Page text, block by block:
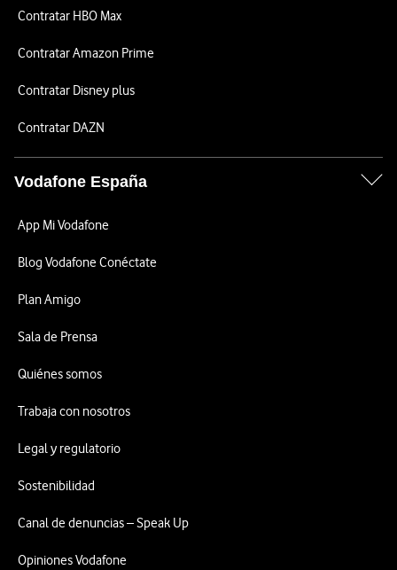
Contratar HBO Max
Contratar Amazon Prime
Contratar Disney plus
Contratar DAZN
Vodafone España
App Mi Vodafone
Blog Vodafone Conéctate
Plan Amigo
Sala de Prensa
Quiénes somos
Trabaja con nosotros
Legal y regulatorio
Sostenibilidad
Canal de denuncias – Speak Up
Opiniones Vodafone